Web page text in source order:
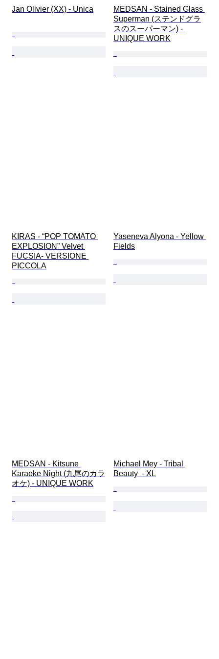
Jan Olivier (XX) - Unica
MEDSAN - Stained Glass
Superman (ステンドグラ
スのスーパーマン) -
UNIQUE WORK
KIRAS - “POP TOMATO
EXPLOSION” Velvet
FUCSIA- VERSIONE
PICCOLA
Yaseneva Alyona - Yellow
Fields
MEDSAN - Kitsune
Karaoke Night (九尾のカラ
オケ) - UNIQUE WORK
Michael Mey - Tribal
Beauty  - XL